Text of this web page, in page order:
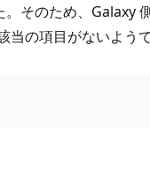
そのため、
の項目がないよう